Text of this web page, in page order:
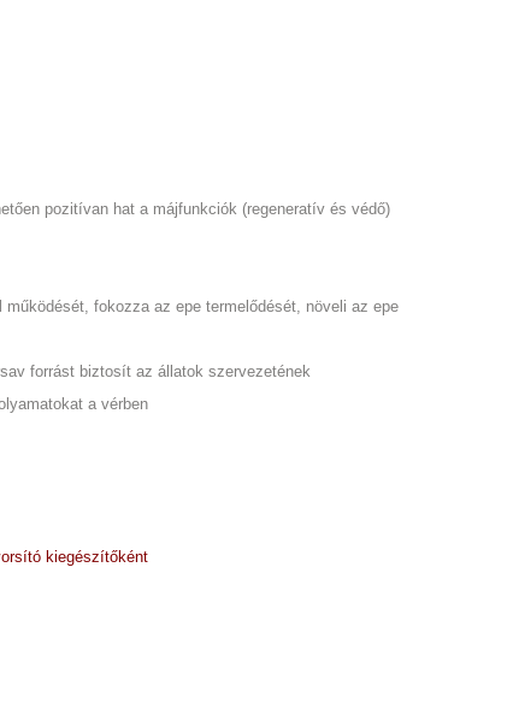
pozitívan hat a májfunkciók (regeneratív és védő)
fokozza az epe termelődését, növeli az epe
forrást biztosít az állatok szervezetének
a vérben
kiegészítőként